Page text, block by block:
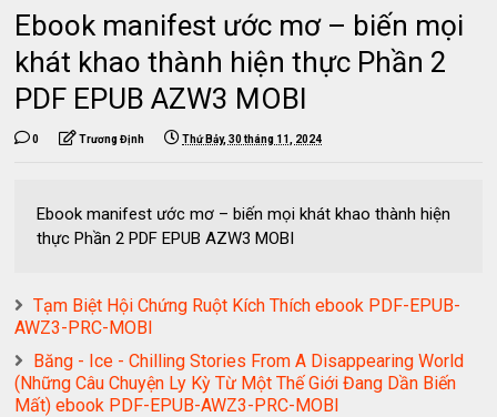
Ebook manifest ước mơ – biến mọi
khát khao thành hiện thực Phần 2
PDF EPUB AZW3 MOBI
0 Trương Định Thứ Bảy, 30 tháng 11, 2024
Ebook manifest ước mơ – biến mọi khát khao thành hiện
thực Phần 2 PDF EPUB AZW3 MOBI
Tạm Biệt Hội Chứng Ruột Kích Thích ebook PDF-EPUB-
AWZ3-PRC-MOBI
Băng - Ice - Chilling Stories From A Disappearing World
(Những Câu Chuyện Ly Kỳ Từ Một Thế Giới Đang Dần Biến
Mất) ebook PDF-EPUB-AWZ3-PRC-MOBI